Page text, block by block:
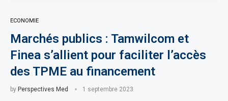
ECONOMIE
Marchés publics : Tamwilcom et
Finea s’allient pour faciliter l’accès
des TPME au financement
by Perspectives Med 1 septembre 2023